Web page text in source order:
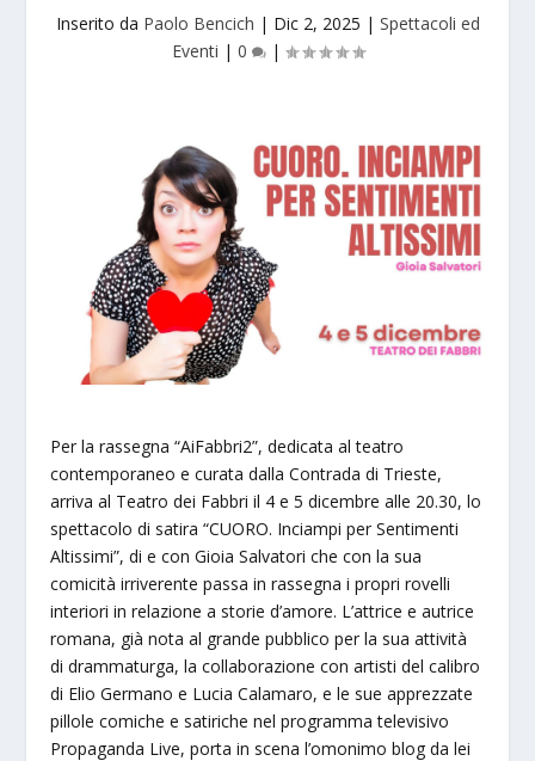
Inserito da Paolo Bencich | Dic 2, 2025 | Spettacoli ed
Eventi | 0 |
Per la rassegna “AiFabbri2”, dedicata al teatro
contemporaneo e curata dalla Contrada di Trieste,
arriva al Teatro dei Fabbri il 4 e 5 dicembre alle 20.30, lo
spettacolo di satira “CUORO. Inciampi per Sentimenti
Altissimi”, di e con Gioia Salvatori che con la sua
comicità irriverente passa in rassegna i propri rovelli
interiori in relazione a storie d’amore. L’attrice e autrice
romana, già nota al grande pubblico per la sua attività
di drammaturga, la collaborazione con artisti del calibro
di Elio Germano e Lucia Calamaro, e le sue apprezzate
pillole comiche e satiriche nel programma televisivo
Propaganda Live, porta in scena l’omonimo blog da lei